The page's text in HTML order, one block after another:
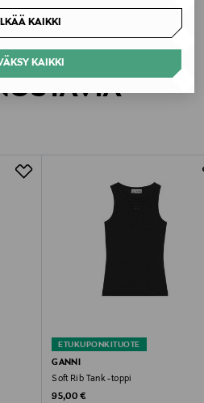
KAIKKI
KAIKKI
Helsinki, Finland
puuvillapaita, t-paita,
ETUKUPONKITUOTE
GANNI
Soft Rib Tank -toppi
Original Price
95,00 €